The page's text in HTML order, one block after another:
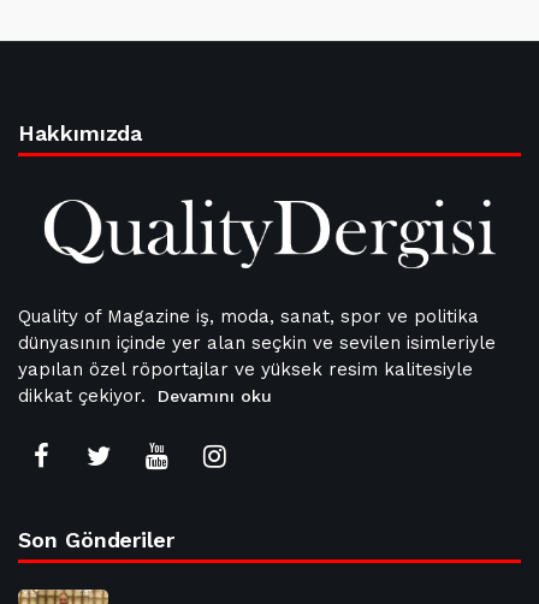
Hakkımızda
Quality of Magazine iş, moda, sanat, spor ve politika
dünyasının içinde yer alan seçkin ve sevilen isimleriyle
yapılan özel röportajlar ve yüksek resim kalitesiyle
dikkat çekiyor.
Devamını oku
Son Gönderiler